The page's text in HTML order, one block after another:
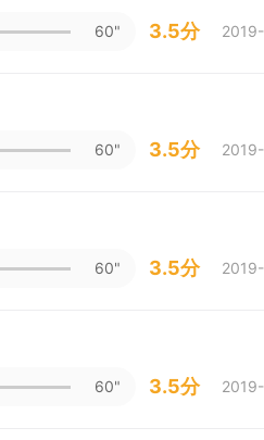
60" 3.5分
60" 3.5分
60" 3.5分
60" 3.5分